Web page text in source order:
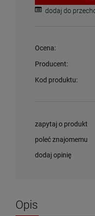
dodaj do
Ocena:
Producent:
Kod produktu:
zapytaj o produkt
poleć znajomemu
dodaj opinię
Opis